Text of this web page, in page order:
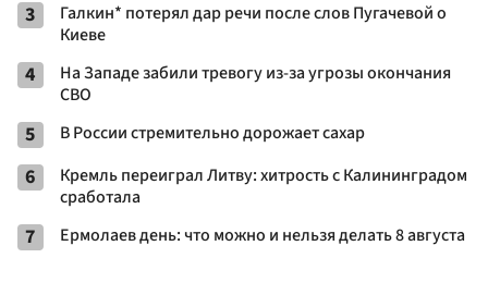
3
Галкин* потерял дар речи после слов Пугачевой о
Киеве
4
На Западе забили тревогу из-за угрозы окончания
СВО
5 В России стремительно дорожает сахар
6
Кремль переиграл Литву: хитрость с Калининградом
сработала
7 Ермолаев день: что можно и нельзя делать 8 августа